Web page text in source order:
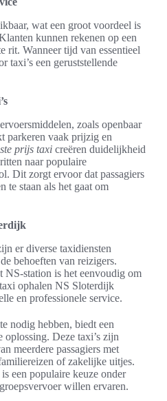
wat een groot voordeel is
kunnen rekenen op een
rit. Wanneer tijd van essentieel
taxi’s een geruststellende
zoals openbaar
parkeren vaak prijzig en
prijs taxi creëren duidelijkheid
naar populaire
Dit zorgt ervoor dat passagiers
te staan als het gaat om
er diverse taxidiensten
behoeften van reizigers.
station is het eenvoudig om
ophalen NS Sloterdijk
en professionele service.
nodig hebben, biedt een
Deze taxi’s zijn
meerdere passagiers met
of zakelijke uitjes.
een populaire keuze onder
willen ervaren.